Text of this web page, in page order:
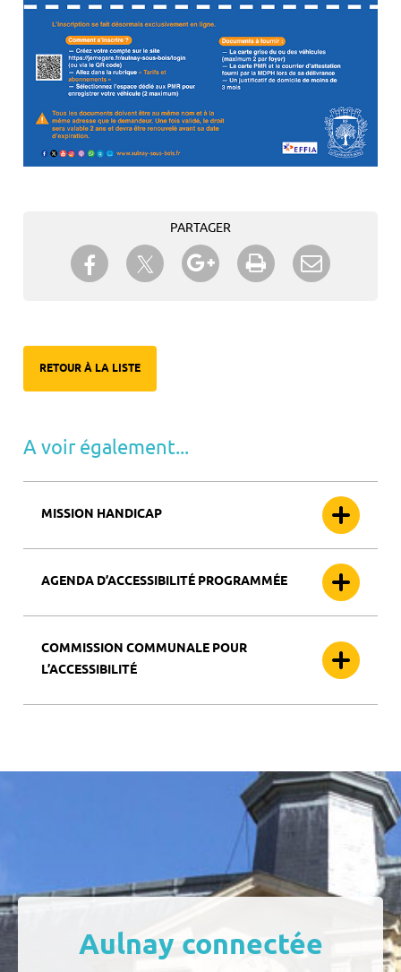
PARTAGER
Partager sur Facebook
Partager sur TwitterPartager sur Google+
Imprimer
RETOUR À LA LISTE
A voir également...
MISSION HANDICAP
AGENDA D’ACCESSIBILITÉ PROGRAMMÉE
COMMISSION COMMUNALE POUR
L’ACCESSIBILITÉ
Aulnay connectée